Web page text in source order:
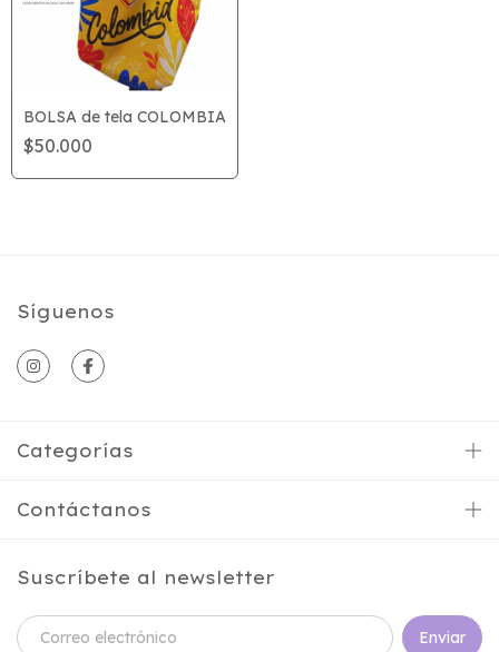
BOLSA de tela COLOMBIA
$50.000
Síguenos
Categorías
Contáctanos
Suscríbete al newsletter